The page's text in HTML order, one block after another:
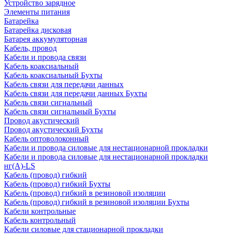
Устройство зарядное
Элементы питания
Батарейка
Батарейка дисковая
Батарея аккумуляторная
Кабель, провод
Кабели и провода связи
Кабель коаксиальный
Кабель коаксиальный Бухты
Кабель связи для передачи данных
Кабель связи для передачи данных Бухты
Кабель связи сигнальный
Кабель связи сигнальный Бухты
Провод акустический
Провод акустический Бухты
Кабель оптоволоконный
Кабели и провода силовые для нестационарной прокладки
Кабели и провода силовые для нестационарной прокладки
нг(А)-LS
Кабель (провод) гибкий
Кабель (провод) гибкий Бухты
Кабель (провод) гибкий в резиновой изоляции
Кабель (провод) гибкий в резиновой изоляции Бухты
Кабели контрольные
Кабель контрольный
Кабели силовые для стационарной прокладки